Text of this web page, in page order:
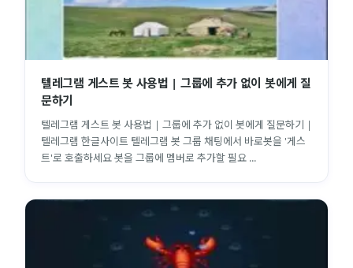
텔레그램 게스트 봇 사용법 | 그룹에 추가 없이 봇에게 질
문하기
텔레그램 게스트 봇 사용법 | 그룹에 추가 없이 봇에게 질문하기 |
텔레그램 한글사이트 텔레그램 봇 그룹 채팅에서 바로봇을 '게스
트'로 호출하세요 봇을 그룹에 멤버로 추가할 필요 ...